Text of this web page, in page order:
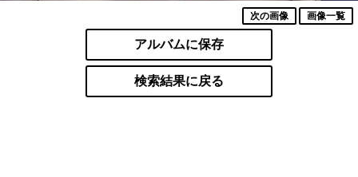
次の画像 画像一覧
アルバムに保存
検索結果に戻る